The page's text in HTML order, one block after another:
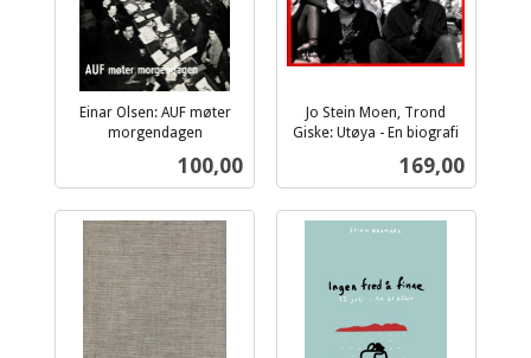
Einar Olsen: AUF møter
morgendagen
Pris
100,00
Jo Stein Moen, Trond
Giske: Utøya - En biografi
Pris
169,00